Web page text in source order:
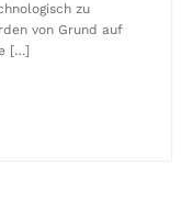
zu
von Grund auf
[…]